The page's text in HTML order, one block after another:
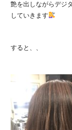
艶を出しながらデジ
していきます
すると、、